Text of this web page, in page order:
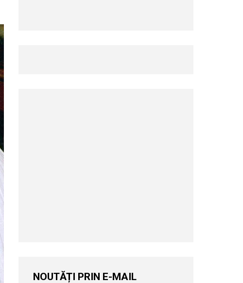
NOUTĂȚI PRIN E-MAIL